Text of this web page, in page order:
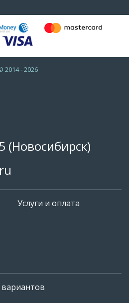
2014 - 2026
(Новосибирск)
Услуги и оплата